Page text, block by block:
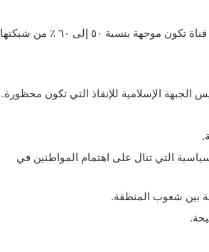
قناة المغاربية تبث مباشرة من بريطانيا المملكة المتحدة، فقد أعلنت أنها قناة تكون موجهة بنسبة ٥٠ إلى ٦٠ ٪؜ من شبكتها
الإسلامية للإنقاذ التي تكون محظورة.
التي تنال على اهتمام المواطنين في
بين شعوب المنطقة.